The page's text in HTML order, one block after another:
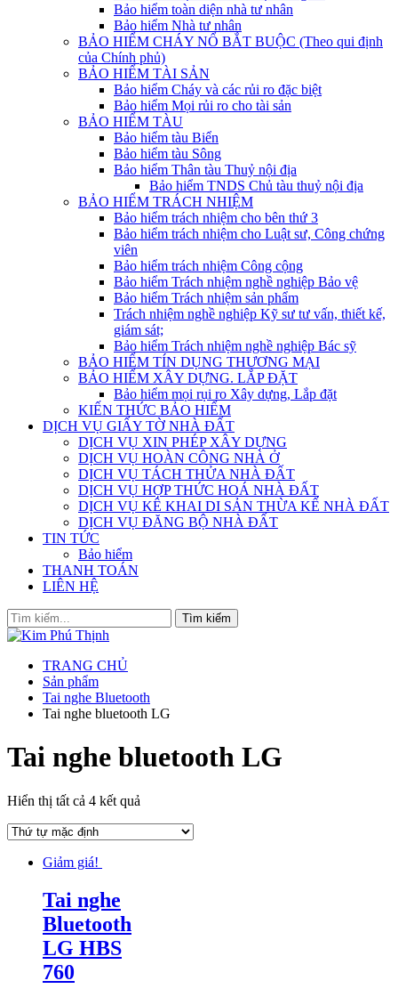
Bảo hiểm toàn diện nhà tư nhân
Bảo hiểm Nhà tư nhân
BẢO HIỂM CHÁY NỔ BẮT BUỘC (Theo qui định
của Chính phủ)
BẢO HIỂM TÀI SẢN
Bảo hiểm Cháy và các rủi ro đặc biệt
Bảo hiểm Mọi rủi ro cho tài sản
BẢO HIỂM TÀU
Bảo hiểm tàu Biển
Bảo hiểm tàu Sông
Bảo hiểm Thân tàu Thuỷ nội địa
Bảo hiểm TNDS Chủ tàu thuỷ nội địa
BẢO HIỂM TRÁCH NHIỆM
Bảo hiểm trách nhiệm cho bên thứ 3
Bảo hiểm trách nhiệm cho Luật sư, Công chứng
viên
Bảo hiểm trách nhiệm Công cộng
Bảo hiểm Trách nhiệm nghề nghiệp Bảo vệ
Bảo hiểm Trách nhiệm sản phẩm
Trách nhiệm nghề nghiệp Kỹ sư tư vấn, thiết kế,
giám sát;
Bảo hiểm Trách nhiệm nghề nghiệp Bác sỹ
BẢO HIỂM TÍN DỤNG THƯƠNG MẠI
BẢO HIỂM XÂY DỰNG. LẮP ĐẶT
Bảo hiểm mọi rụi ro Xây dựng, Lắp đặt
KIẾN THỨC BẢO HIỂM
DỊCH VỤ GIẤY TỜ NHÀ ĐẤT
DỊCH VỤ XIN PHÉP XÂY DỰNG
DỊCH VỤ HOÀN CÔNG NHÀ Ở
DỊCH VỤ TÁCH THỬA NHÀ ĐẤT
DỊCH VỤ HỢP THỨC HOÁ NHÀ ĐẤT
DỊCH VỤ KÊ KHAI DI SẢN THỪA KẾ NHÀ ĐẤT
DỊCH VỤ ĐĂNG BỘ NHÀ ĐẤT
TIN TỨC
Bảo hiểm
THANH TOÁN
LIÊN HỆ
TRANG CHỦ
Sản phẩm
Tai nghe Bluetooth
Tai nghe bluetooth LG
Tai nghe bluetooth LG
Hiển thị tất cả 4 kết quả
Giảm giá!
Tai nghe
Bluetooth
LG HBS
760